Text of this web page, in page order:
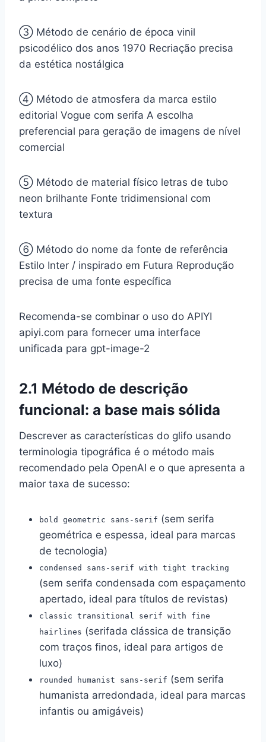
③ Método de cenário de época vinil
psicodélico dos anos 1970 Recriação precisa
da estética nostálgica
④ Método de atmosfera da marca estilo
editorial Vogue com serifa A escolha
preferencial para geração de imagens de nível
comercial
⑤ Método de material físico letras de tubo
neon brilhante Fonte tridimensional com
textura
⑥ Método do nome da fonte de referência
Estilo Inter / inspirado em Futura Reprodução
precisa de uma fonte específica
Recomenda-se combinar o uso do APIYI
apiyi.com para fornecer uma interface
unificada para gpt-image-2
2.1 Método de descrição
funcional: a base mais sólida
Descrever as características do glifo usando
terminologia tipográfica é o método mais
recomendado pela OpenAI e o que apresenta a
maior taxa de sucesso:
bold geometric sans-serif (sem serifa
geométrica e espessa, ideal para marcas
de tecnologia)
condensed sans-serif with tight tracking
(sem serifa condensada com espaçamento
apertado, ideal para títulos de revistas)
classic transitional serif with fine
hairlines (serifada clássica de transição
com traços finos, ideal para artigos de
luxo)
rounded humanist sans-serif (sem serifa
humanista arredondada, ideal para marcas
infantis ou amigáveis)